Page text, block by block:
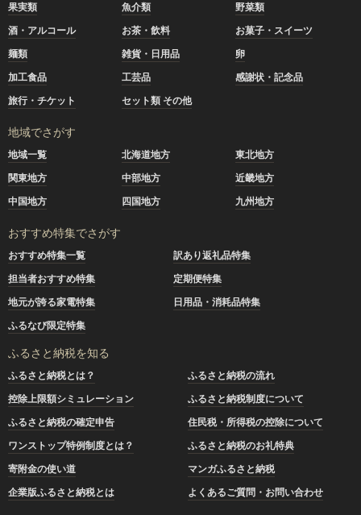
果実類
魚介類
野菜類
酒・アルコール
お茶・飲料
お菓子・スイーツ
麺類
雑貨・日用品
卵
加工食品
工芸品
感謝状・記念品
旅行・チケット
セット類 その他
地域でさがす
地域一覧 北海道地方
東北地方
関東地方
中部地方
近畿地方
中国地方
四国地方 九州地方
おすすめ特集でさがす
おすすめ特集一覧
訳あり返礼品特集
担当者おすすめ特集
定期便特集
地元が誇る家電特集
日用品・消耗品特集
ふるなび限定特集
ふるさと納税を知る
ふるさと納税とは？
ふるさと納税の流れ
控除上限額シミュレーション
ふるさと納税制度について
ふるさと納税の確定申告
住民税・所得税の控除について
ワンストップ特例制度とは？
ふるさと納税のお礼特典
寄附金の使い道
マンガふるさと納税
企業版ふるさと納税とは
よくあるご質問・お問い合わせ